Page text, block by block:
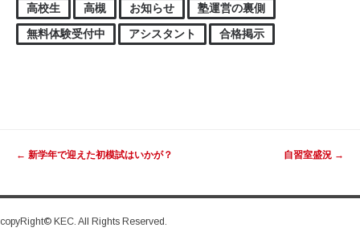
高校生 高槻 お知らせ
塾運営の裏側
無料体験受付中
アシスタント 合格掲示
← 新学年で迎えた初模試はいかが？ 自習室盛況 →
copyRight© KEC. All Rights Reserved.